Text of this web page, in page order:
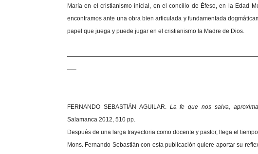
María en el cristianismo inicial, en el concilio de Éfeso, en la Edad
encontramos ante una obra bien articulada y fundamentada
papel que juega y puede jugar en el cristianismo la Madre de Dios.
—–
FERNANDO SEBASTIÁN AGUILAR. La fe que nos salva,
Salamanca 2012, 510 pp.
Después de una larga trayectoria como docente y pastor, llega el
Mons. Fernando Sebastián con esta publicación quiere aportar su